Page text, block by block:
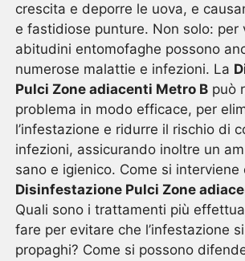
crescita e deporre le uova, e
e fastidiose punture. Non solo: per
abitudini entomofaghe possono
numerose malattie e infezioni. La
Pulci Zone adiacenti Metro B può
problema in modo efficace, per
l’infestazione e ridurre il rischio di
infezioni, assicurando inoltre un
sano e igienico. Come si interviene
Disinfestazione Pulci Zone
Quali sono i trattamenti più
fare per evitare che l’infestazione
propaghi? Come si possono